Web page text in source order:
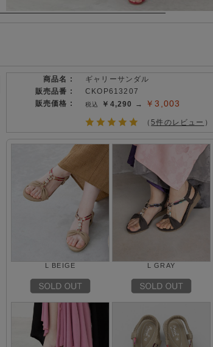
商品名 :
ギャリーサンダル
販売品番 :
CKOP613207
販売価格 :
￥4,290 → ￥3,003
（5件のレビュー ）
L BEIGE L GRAY